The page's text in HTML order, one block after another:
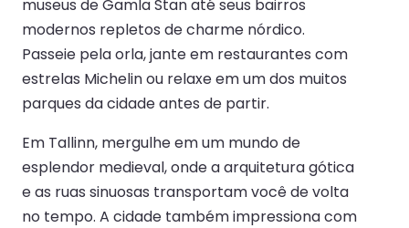
museus de Gamla Stan até seus bairros
modernos repletos de charme nórdico.
Passeie pela orla, jante em restaurantes com
estrelas Michelin ou relaxe em um dos muitos
parques da cidade antes de partir.
Em Tallinn, mergulhe em um mundo de
esplendor medieval, onde a arquitetura gótica
e as ruas sinuosas transportam você de volta
no tempo. A cidade também impressiona com